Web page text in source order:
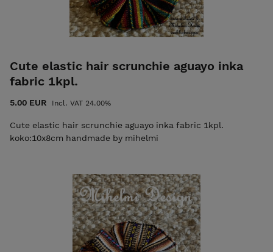
Cute elastic hair scrunchie aguayo inka
fabric 1kpl.
5.00 EUR Incl. VAT 24.00%
Cute elastic hair scrunchie aguayo inka fabric 1kpl.
koko:10x8cm handmade by mihelmi